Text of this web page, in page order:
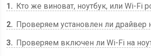
1
Кто же виноват, ноутбук, или Wi-Fi
2
Проверяем установлен ли драйвер
3
Проверяем включен ли Wi-Fi на